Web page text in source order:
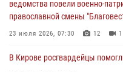
ведомства повели военно-
православной смены
23 июля 2026, 07:30 12 1
В Кирове росгвардейцы